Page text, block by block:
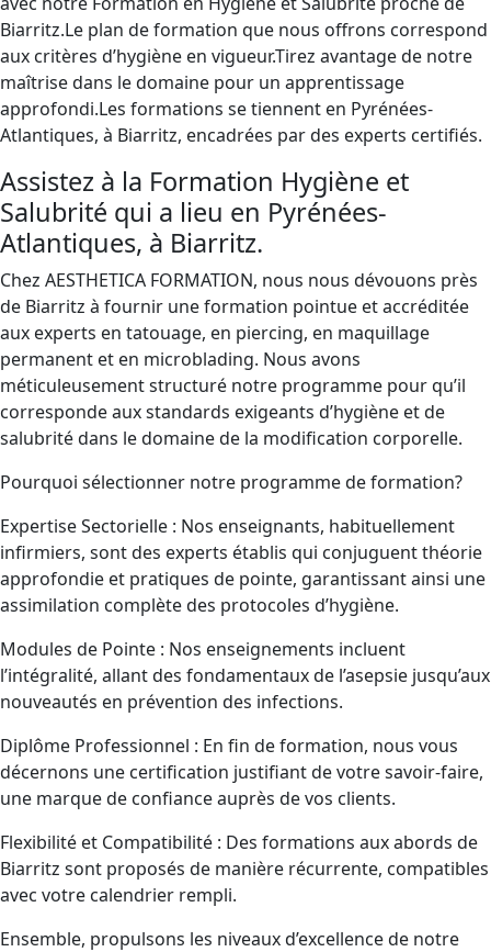
Biarritz.Le plan de formation que nous offrons correspond
aux critères d’hygiène en vigueur.Tirez avantage de notre
maîtrise dans le domaine pour un apprentissage
approfondi.Les formations se tiennent en Pyrénées-
Atlantiques, à Biarritz, encadrées par des experts certifiés.
Assistez à la Formation Hygiène et
Salubrité qui a lieu en Pyrénées-
Atlantiques, à Biarritz.
Chez AESTHETICA FORMATION, nous nous dévouons près
de Biarritz à fournir une formation pointue et accréditée
aux experts en tatouage, en piercing, en maquillage
permanent et en microblading. Nous avons
méticuleusement structuré notre programme pour qu’il
corresponde aux standards exigeants d’hygiène et de
salubrité dans le domaine de la modification corporelle.
Pourquoi sélectionner notre programme de formation?
Expertise Sectorielle : Nos enseignants, habituellement
infirmiers, sont des experts établis qui conjuguent théorie
approfondie et pratiques de pointe, garantissant ainsi une
assimilation complète des protocoles d’hygiène.
Modules de Pointe : Nos enseignements incluent
l’intégralité, allant des fondamentaux de l’asepsie jusqu’aux
nouveautés en prévention des infections.
Diplôme Professionnel : En fin de formation, nous vous
décernons une certification justifiant de votre savoir-faire,
une marque de confiance auprès de vos clients.
Flexibilité et Compatibilité : Des formations aux abords de
Biarritz sont proposés de manière récurrente, compatibles
avec votre calendrier rempli.
Ensemble, propulsons les niveaux d’excellence de notre